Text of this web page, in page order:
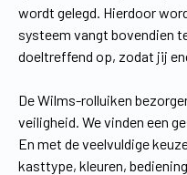
wordt gelegd. Hierdoor
systeem vangt bovendien
doeltreffend op, zodat jij
De Wilms-rolluiken
veiligheid. We vinden een
En met de veelvuldige
kasttype, kleuren,